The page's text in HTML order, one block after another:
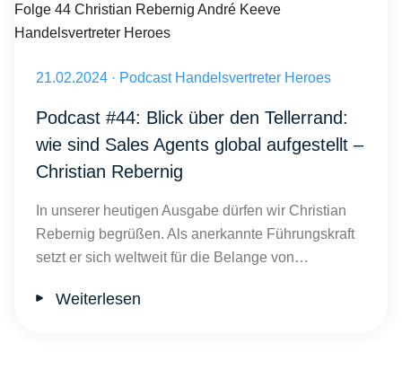
Veröffentlicht am 21.02.2024
21.02.2024 · Podcast Handelsvertreter Heroes
Podcast #44: Blick über den Tellerrand:
wie sind Sales Agents global aufgestellt –
Christian Rebernig
In unserer heutigen Ausgabe dürfen wir Christian
Rebernig begrüßen. Als anerkannte Führungskraft
setzt er sich weltweit für die Belange von…
Weiterlesen